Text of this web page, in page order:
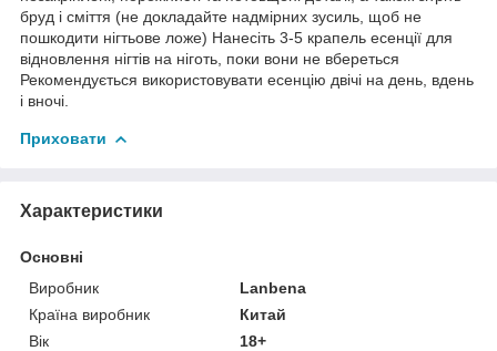
бруд і сміття (не докладайте надмірних зусиль, щоб не
пошкодити нігтьове ложе) Нанесіть 3-5 крапель есенції для
відновлення нігтів на ніготь, поки вони не вбереться
Рекомендується використовувати есенцію двічі на день, вдень
і вночі.
Приховати
Характеристики
Основні
Виробник
Lanbena
Країна виробник
Китай
Вік
18+